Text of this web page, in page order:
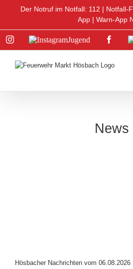
Der Notruf im Notfall: 112 | Notfall-
App| Warn-App
InstagramInstagram
News
Hösbacher Nachrichten vom 06.08.2026